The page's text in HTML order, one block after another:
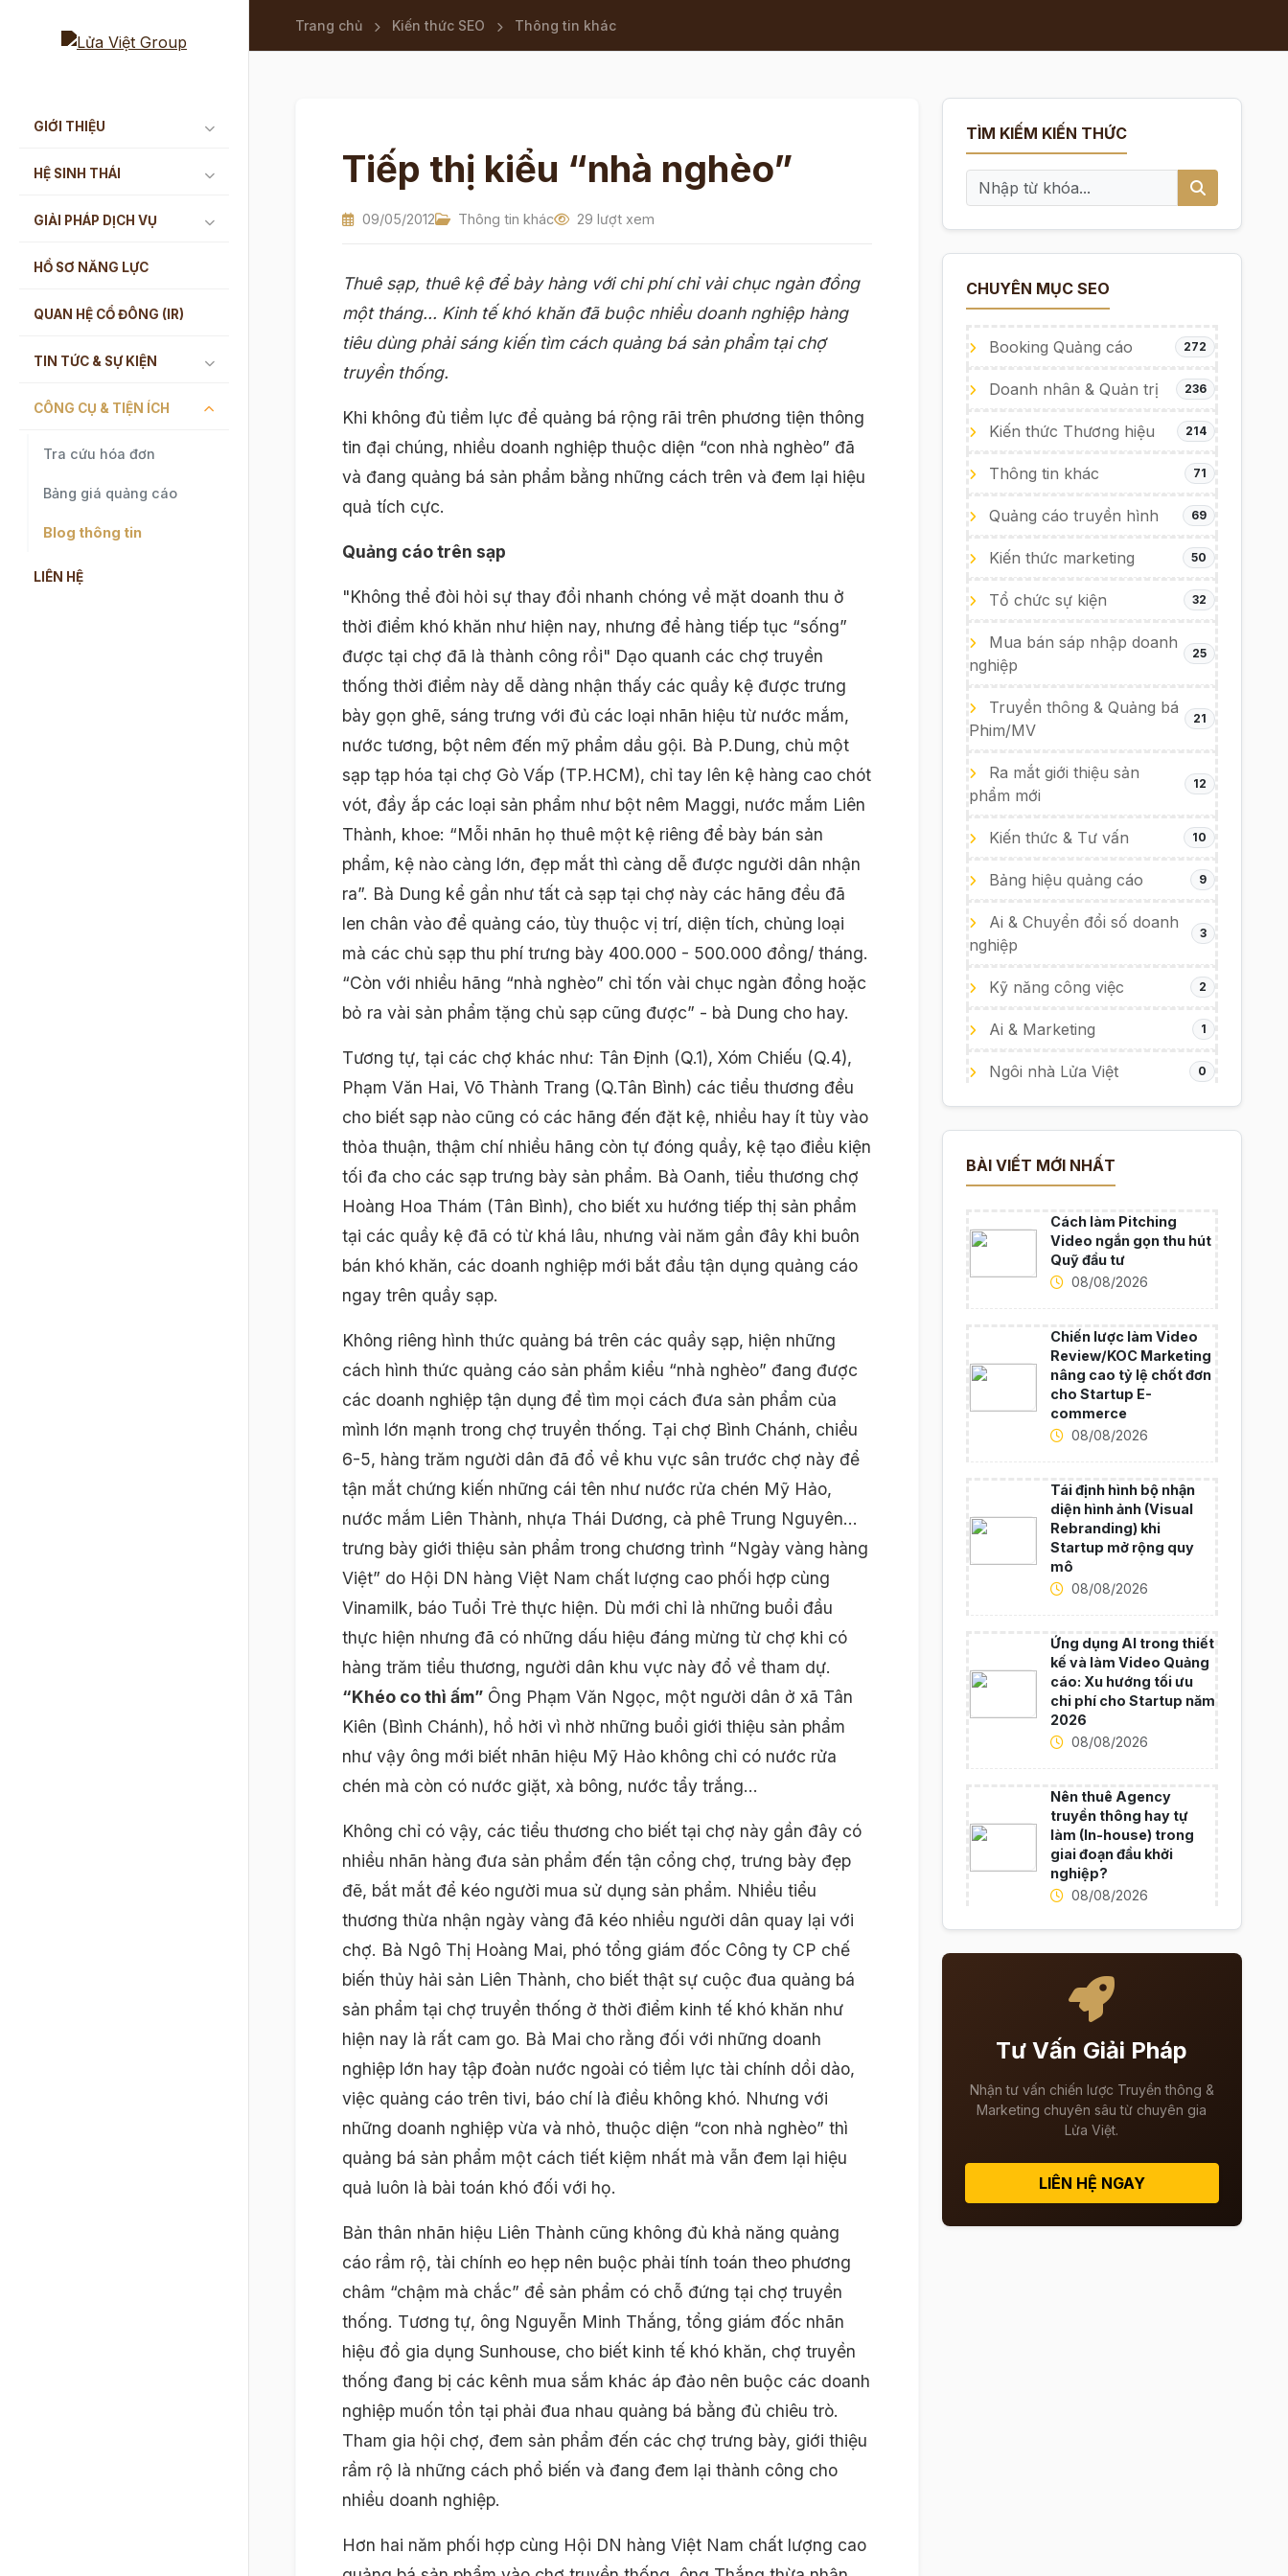
GIỚI THIỆU
HỆ SINH THÁI
GIẢI PHÁP DỊCH VỤ
HỒ SƠ NĂNG LỰC
QUAN HỆ CỔ ĐÔNG (IR)
TIN TỨC & SỰ KIỆN
CÔNG CỤ & TIỆN ÍCH
Tra cứu hóa đơn
Bảng giá quảng cáo
Blog thông tin
LIÊN HỆ
Trang chủ Kiến thức SEO Thông tin khác
Tiếp thị kiểu “nhà nghèo”
09/05/2012 Thông tin khác 29 lượt xem
Thuê sạp, thuê kệ để bày hàng với chi phí chỉ vài chục ngàn đồng
một tháng... Kinh tế khó khăn đã buộc nhiều doanh nghiệp hàng
tiêu dùng phải sáng kiến tìm cách quảng bá sản phẩm tại chợ
truyền thống.
Khi không đủ tiềm lực để quảng bá rộng rãi trên phương tiện thông
tin đại chúng, nhiều doanh nghiệp thuộc diện “con nhà nghèo” đã
và đang quảng bá sản phẩm bằng những cách trên và đem lại hiệu
quả tích cực.
Quảng cáo trên sạp
"Không thể đòi hỏi sự thay đổi nhanh chóng về mặt doanh thu ở
thời điểm khó khăn như hiện nay, nhưng để hàng tiếp tục “sống”
được tại chợ đã là thành công rồi" Dạo quanh các chợ truyền
thống thời điểm này dễ dàng nhận thấy các quầy kệ được trưng
bày gọn ghẽ, sáng trưng với đủ các loại nhãn hiệu từ nước mắm,
nước tương, bột nêm đến mỹ phẩm dầu gội. Bà P.Dung, chủ một
sạp tạp hóa tại chợ Gò Vấp (TP.HCM), chỉ tay lên kệ hàng cao chót
vót, đầy ắp các loại sản phẩm như bột nêm Maggi, nước mắm Liên
Thành, khoe: “Mỗi nhãn họ thuê một kệ riêng để bày bán sản
phẩm, kệ nào càng lớn, đẹp mắt thì càng dễ được người dân nhận
ra”. Bà Dung kể gần như tất cả sạp tại chợ này các hãng đều đã
len chân vào để quảng cáo, tùy thuộc vị trí, diện tích, chủng loại
mà các chủ sạp thu phí trưng bày 400.000 - 500.000 đồng/ tháng.
“Còn với nhiều hãng “nhà nghèo” chỉ tốn vài chục ngàn đồng hoặc
bỏ ra vài sản phẩm tặng chủ sạp cũng được” - bà Dung cho hay.
Tương tự, tại các chợ khác như: Tân Định (Q.1), Xóm Chiếu (Q.4),
Phạm Văn Hai, Võ Thành Trang (Q.Tân Bình) các tiểu thương đều
cho biết sạp nào cũng có các hãng đến đặt kệ, nhiều hay ít tùy vào
thỏa thuận, thậm chí nhiều hãng còn tự đóng quầy, kệ tạo điều kiện
tối đa cho các sạp trưng bày sản phẩm. Bà Oanh, tiểu thương chợ
Hoàng Hoa Thám (Tân Bình), cho biết xu hướng tiếp thị sản phẩm
tại các quầy kệ đã có từ khá lâu, nhưng vài năm gần đây khi buôn
bán khó khăn, các doanh nghiệp mới bắt đầu tận dụng quảng cáo
ngay trên quầy sạp.
Không riêng hình thức quảng bá trên các quầy sạp, hiện những
cách hình thức quảng cáo sản phẩm kiểu “nhà nghèo” đang được
các doanh nghiệp tận dụng để tìm mọi cách đưa sản phẩm của
mình lớn mạnh trong chợ truyền thống. Tại chợ Bình Chánh, chiều
6-5, hàng trăm người dân đã đổ về khu vực sân trước chợ này để
tận mắt chứng kiến những cái tên như nước rửa chén Mỹ Hảo,
nước mắm Liên Thành, nhựa Thái Dương, cà phê Trung Nguyên...
trưng bày giới thiệu sản phẩm trong chương trình “Ngày vàng hàng
Việt” do Hội DN hàng Việt Nam chất lượng cao phối hợp cùng
Vinamilk, báo Tuổi Trẻ thực hiện. Dù mới chỉ là những buổi đầu
thực hiện nhưng đã có những dấu hiệu đáng mừng từ chợ khi có
hàng trăm tiểu thương, người dân khu vực này đổ về tham dự.
“Khéo co thì ấm” Ông Phạm Văn Ngọc, một người dân ở xã Tân
Kiên (Bình Chánh), hồ hởi vì nhờ những buổi giới thiệu sản phẩm
như vậy ông mới biết nhãn hiệu Mỹ Hảo không chỉ có nước rửa
chén mà còn có nước giặt, xà bông, nước tẩy trắng...
Không chỉ có vậy, các tiểu thương cho biết tại chợ này gần đây có
nhiều nhãn hàng đưa sản phẩm đến tận cổng chợ, trưng bày đẹp
đẽ, bắt mắt để kéo người mua sử dụng sản phẩm. Nhiều tiểu
thương thừa nhận ngày vàng đã kéo nhiều người dân quay lại với
chợ. Bà Ngô Thị Hoàng Mai, phó tổng giám đốc Công ty CP chế
biến thủy hải sản Liên Thành, cho biết thật sự cuộc đua quảng bá
sản phẩm tại chợ truyền thống ở thời điểm kinh tế khó khăn như
hiện nay là rất cam go. Bà Mai cho rằng đối với những doanh
nghiệp lớn hay tập đoàn nước ngoài có tiềm lực tài chính dồi dào,
việc quảng cáo trên tivi, báo chí là điều không khó. Nhưng với
những doanh nghiệp vừa và nhỏ, thuộc diện “con nhà nghèo” thì
quảng bá sản phẩm một cách tiết kiệm nhất mà vẫn đem lại hiệu
quả luôn là bài toán khó đối với họ.
Bản thân nhãn hiệu Liên Thành cũng không đủ khả năng quảng
cáo rầm rộ, tài chính eo hẹp nên buộc phải tính toán theo phương
châm “chậm mà chắc” để sản phẩm có chỗ đứng tại chợ truyền
thống. Tương tự, ông Nguyễn Minh Thắng, tổng giám đốc nhãn
hiệu đồ gia dụng Sunhouse, cho biết kinh tế khó khăn, chợ truyền
thống đang bị các kênh mua sắm khác áp đảo nên buộc các doanh
nghiệp muốn tồn tại phải đua nhau quảng bá bằng đủ chiêu trò.
Tham gia hội chợ, đem sản phẩm đến các chợ trưng bày, giới thiệu
rầm rộ là những cách phổ biến và đang đem lại thành công cho
nhiều doanh nghiệp.
Hơn hai năm phối hợp cùng Hội DN hàng Việt Nam chất lượng cao
TÌM KIẾM KIẾN THỨC
CHUYÊN MỤC SEO
Booking Quảng cáo 272
Doanh nhân & Quản trị 236
Kiến thức Thương hiệu 214
Thông tin khác 71
Quảng cáo truyền hình 69
Kiến thức marketing 50
Tổ chức sự kiện 32
Mua bán sáp nhập doanh
nghiệp
25
Truyền thông & Quảng bá
Phim/MV
21
Ra mắt giới thiệu sản
phẩm mới
12
Kiến thức & Tư vấn 10
Bảng hiệu quảng cáo 9
Ai & Chuyển đổi số doanh
nghiệp
3
Kỹ năng công việc 2
Ai & Marketing 1
Ngôi nhà Lửa Việt 0
BÀI VIẾT MỚI NHẤT
Cách làm Pitching
Video ngắn gọn thu hút
Quỹ đầu tư
08/08/2026
Chiến lược làm Video
Review/KOC Marketing
nâng cao tỷ lệ chốt đơn
cho Startup E-
commerce
08/08/2026
Tái định hình bộ nhận
diện hình ảnh (Visual
Rebranding) khi
Startup mở rộng quy
mô
08/08/2026
Ứng dụng AI trong thiết
kế và làm Video Quảng
cáo: Xu hướng tối ưu
chi phí cho Startup năm
2026
08/08/2026
Nên thuê Agency
truyền thông hay tự
làm (In-house) trong
giai đoạn đầu khởi
nghiệp?
08/08/2026
Tư Vấn Giải Pháp
Nhận tư vấn chiến lược Truyền thông &
Marketing chuyên sâu từ chuyên gia
Lửa Việt.
LIÊN HỆ NGAY